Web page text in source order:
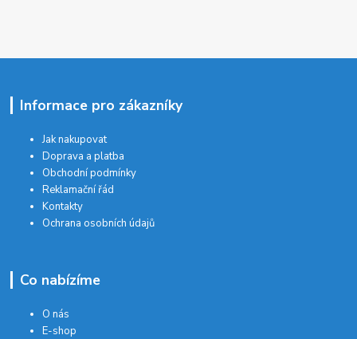
Informace pro zákazníky
Jak nakupovat
Doprava a platba
Obchodní podmínky
Reklamační řád
Kontakty
Ochrana osobních údajů
Co nabízíme
O nás
E-shop